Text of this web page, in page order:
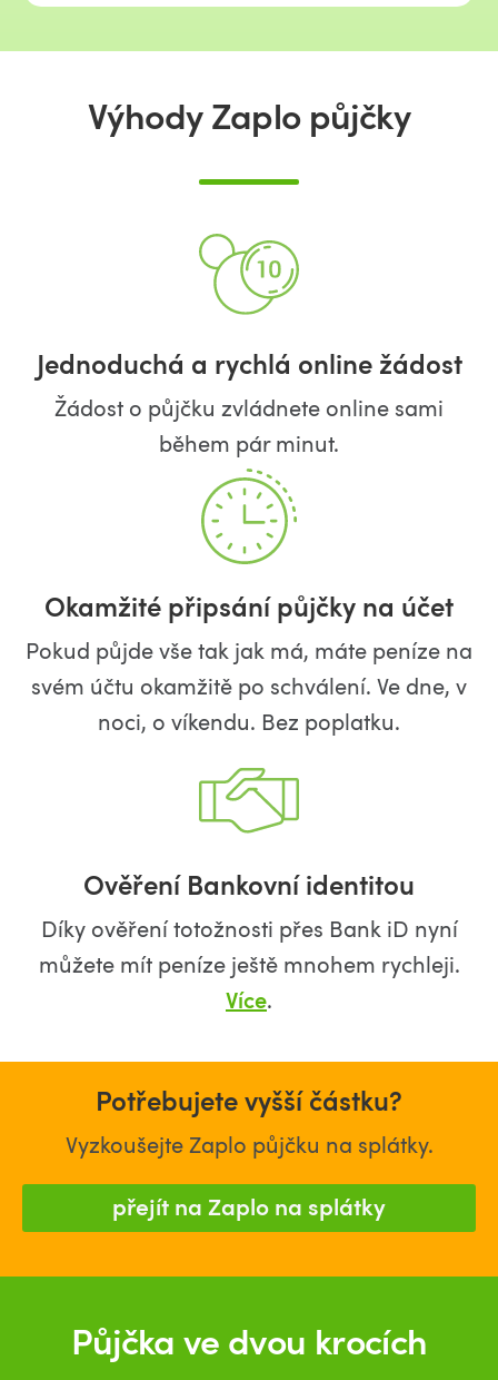
Výhody Zaplo půjčky
Jednoduchá a rychlá online žádost
Žádost o půjčku zvládnete online sami
během pár minut.
Okamžité připsání půjčky na účet
Pokud půjde vše tak jak má, máte peníze na
svém účtu okamžitě po schválení. Ve dne, v
noci, o víkendu. Bez poplatku.
Ověření Bankovní identitou
Díky ověření totožnosti přes Bank iD nyní
můžete mít peníze ještě mnohem rychleji.
Více.
Potřebujete vyšší částku?
Vyzkoušejte Zaplo půjčku na splátky.
přejít na Zaplo na splátky
Půjčka ve dvou krocích